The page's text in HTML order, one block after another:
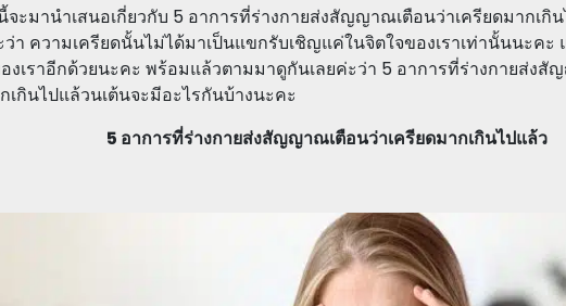
ะมานำเสนอเกี่ยวกับ 5 อาการที่ร่างกายส่งสัญญาณเตือนว่าเครียดมากเกิ
า ความเครียดนั้นไม่ได้มาเป็นแขกรับเชิญแค่ในจิตใจของเราเท่านั้นนะคะ
งเราอีกด้วยนะคะ พร้อมแล้วตามมาดูกันเลยค่ะว่า 5 อาการที่ร่างกายส่งสั
เกินไปแล้วนเต้นจะมีอะไรกันบ้างนะคะ
5 อาการที่ร่างกายส่งสัญญาณเตือนว่าเครียดมากเกินไปแล้ว